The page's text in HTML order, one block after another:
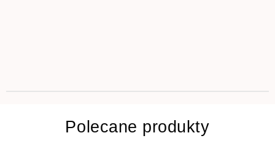
Polecane produkty